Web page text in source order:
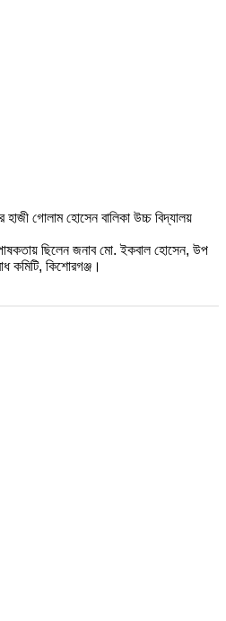
গোলাম হোসেন বালিকা উচ্চ বিদ্যালয়
ছিলেন জনাব মো. ইকবাল হোসেন, উপ
কমিটি, কিশোরগঞ্জ।